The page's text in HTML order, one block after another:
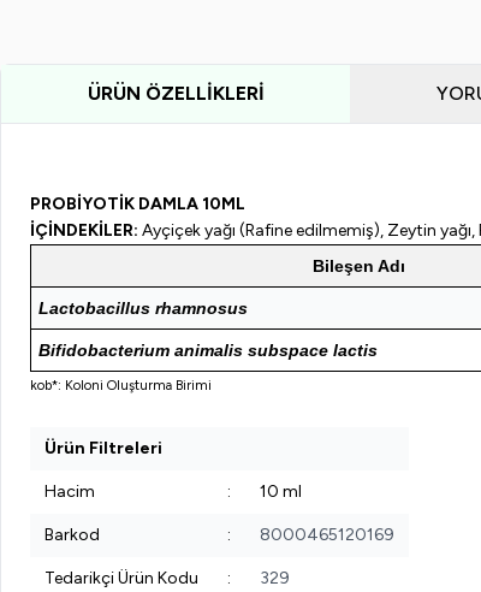
ÜRÜN ÖZELLIKLERI
PROBİYOTİK DAMLA 10ML
İÇİNDEKİLER: Ayçiçek yağı (Rafine edilmemiş), Zeytin
Bileşen Adı
Lactobacillus rhamnosus
Bifidobacterium animalis subspace lactis
kob*: Koloni Oluşturma Birimi
Ürün Filtreleri
Hacim : 10 ml
Barkod : 8000465120169
Tedarikçi Ürün Kodu : 329